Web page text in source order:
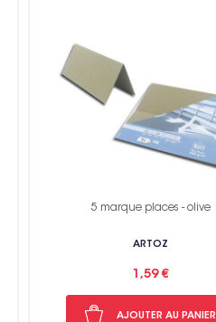
5 marque places - olive
ARTOZ
1,59 €
AJOUTER AU PANIER